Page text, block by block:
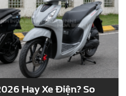
Hay Xe Điện? So